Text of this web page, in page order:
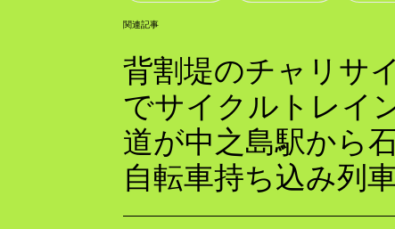
関連記事
背割堤のチャリサ
でサイクルトレイ
道が中之島駅から
自転車持ち込み列